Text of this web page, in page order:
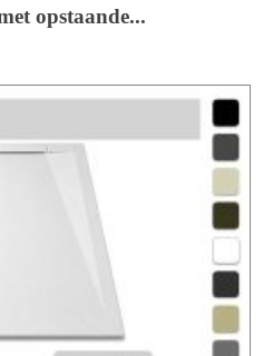
opstaande...